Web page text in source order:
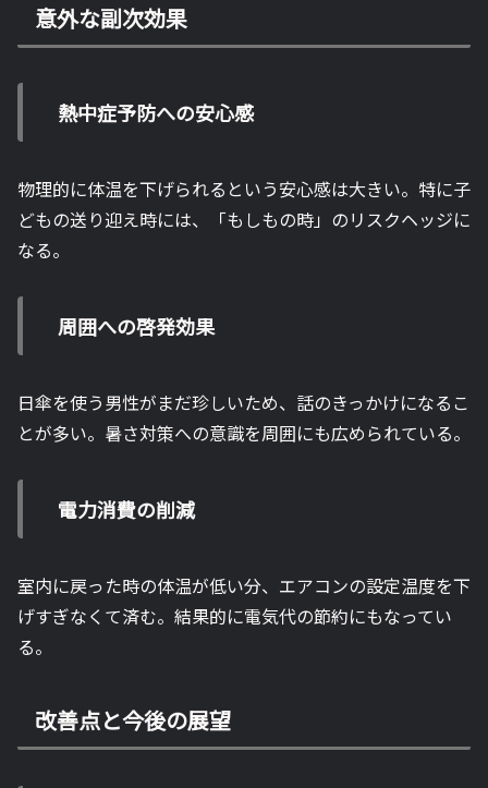
意外な副次効果
熱中症予防への安心感
物理的に体温を下げられるという安心感は大きい。特に子
どもの送り迎え時には、「もしもの時」のリスクヘッジに
なる。
周囲への啓発効果
日傘を使う男性がまだ珍しいため、話のきっかけになるこ
とが多い。暑さ対策への意識を周囲にも広められている。
電力消費の削減
室内に戻った時の体温が低い分、エアコンの設定温度を下
げすぎなくて済む。結果的に電気代の節約にもなってい
る。
改善点と今後の展望